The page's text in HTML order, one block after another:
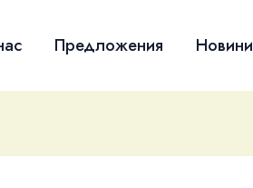
Предложения Новини